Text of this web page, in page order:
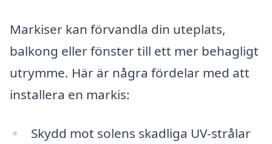
Markiser kan förvandla din uteplats,
balkong eller fönster till ett mer behagligt
utrymme. Här är några fördelar med att
installera en markis:
Skydd mot solens skadliga UV-strålar